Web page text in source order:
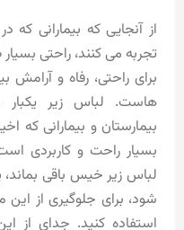
از آنجایی که بیمارانی که
تجربه می کنند، راحتی
برای راحتی، رفاه و آرامش
هاست. لباس زیر یکبار
بیمارستان و بیمارانی که
بسیار راحت و کاربردی
لباس زیر خیس باقی
شود، برای جلوگیری از
استفاده کنید. جدای از